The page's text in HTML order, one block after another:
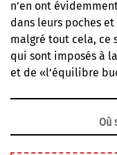
n’en ont
dans leurs poches
malgré tout cela, ce
qui sont imposés à
et de «l’équilibre
Où